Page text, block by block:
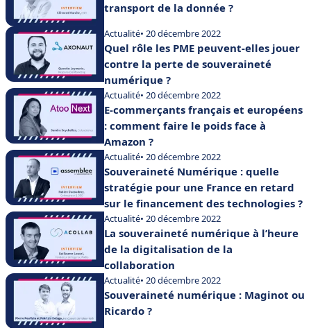
transport de la donnée ?
Actualité• 20 décembre 2022
Quel rôle les PME peuvent-elles jouer
contre la perte de souveraineté
numérique ?
Actualité• 20 décembre 2022
E-commerçants français et européens
: comment faire le poids face à
Amazon ?
Actualité• 20 décembre 2022
Souveraineté Numérique : quelle
stratégie pour une France en retard
sur le financement des technologies ?
Actualité• 20 décembre 2022
La souveraineté numérique à l’heure
de la digitalisation de la
collaboration
Actualité• 20 décembre 2022
Souveraineté numérique : Maginot ou
Ricardo ?